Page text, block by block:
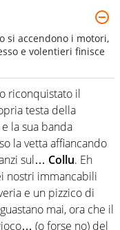
si accendono i motori,
e volentieri finisce
riconquistato il
testa della
e la sua banda
la vetta affiancando
sul… Collu. Eh
nostri immancabili
e un pizzico di
mai, ora che il
(o forse no) del